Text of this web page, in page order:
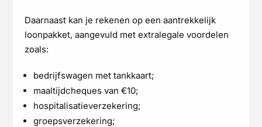
Daarnaast kan je rekenen op een aantrekkelijk
loonpakket, aangevuld met extralegale voordelen
zoals:
bedrijfswagen met tankkaart;
maaltijdcheques van €10;
hospitalisatieverzekering;
groepsverzekering;